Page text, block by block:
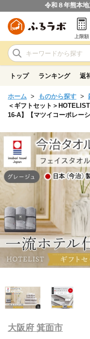
令和８年熊本
上限額
トップ ランキング 返
ホーム ものから探す
＜ギフトセット＞
16-A】【マツイコーポレーシ
大阪府 箕面市